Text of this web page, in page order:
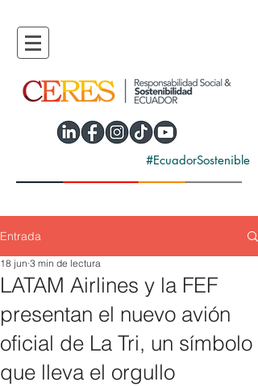
#EcuadorSostenible
Entrada
LATAM Airlines y la FEF
presentan el nuevo avión
oficial de La Tri, un símbolo
que lleva el orgullo
18 jun 3 min de lectura